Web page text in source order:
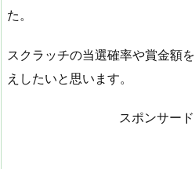
た。
スクラッチの当選確率や賞金額
えしたいと思います。
スポンサー